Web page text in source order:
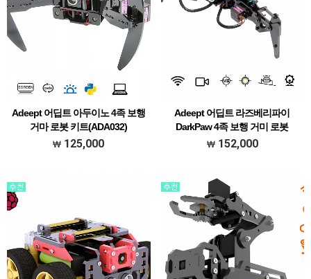
Adeept 어딥트 아두이노 4족 보행
거마 로봇 키트(ADA032)
[### 메뉴얼 한글 초벌 번역본 다운받기
125,000
Adeept 어딥트 라즈베리파이
DarkPaw 4족 보행 거미 로봇
(ADR016)
152,000